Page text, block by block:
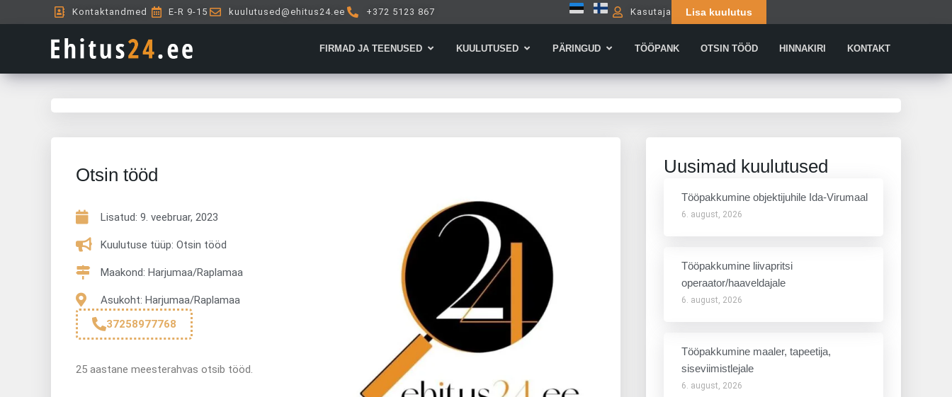
to
Kontaktandmed E-R 9-15 kuulutused@ehitus24.ee +372 5123 867 Kasutaja Lisa kuulutus
FIRMAD JA TEENUSED Open Firmad ja teenused
KUULUTUSED Open Kuulutused
PÄRINGUD Open Päringud
TÖÖPANK OTSIN TÖÖD HINNAKIRI KONTAKT
Otsin tööd
Lisatud: 9. veebruar, 2023
Kuulutuse tüüp: Otsin tööd
Maakond: Harjumaa/Raplamaa
Asukoht: Harjumaa/Raplamaa
37258977768
25 aastane meesterahvas otsib tööd.
Uusimad kuulutused
Tööpakkumine objektijuhile Ida-Virumaal
6. august, 2026
Tööpakkumine liivapritsi
operaator/haaveldajale
6. august, 2026
Tööpakkumine maaler, tapeetija,
siseviimistlejale
6. august, 2026